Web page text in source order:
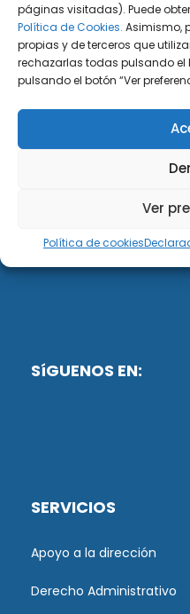
páginas visitadas). Puede
Política de Cookies. Asimismo,
propias y de terceros que
rechazarlas todas pulsando el
pulsando el botón “Ver
Ver
Política de cookies
DiG ABOGADOS
DiG Abogados es un
multidisciplinar
fiscalidad y mercantil.
SíGUENOS EN:
SERVICIOS
Apoyo a la dirección
Derecho Administrativo